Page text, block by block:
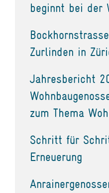
beginnt bei der
Zurlinden in
Jahresbericht
zum Thema
Schritt für
Erneuerung